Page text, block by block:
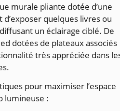
murale pliante dotée d’une
quelques livres ou
un éclairage ciblé. De
dotées de plateaux associés
très appréciée dans
pour maximiser l’espace
lumineuse :